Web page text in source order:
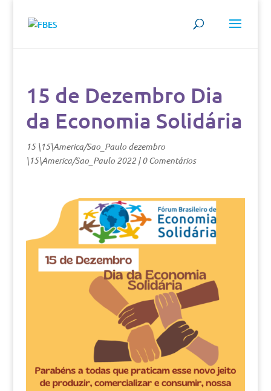
15 de Dezembro Dia
da Economia Solidária
15 \15\America/Sao_Paulo dezembro
\15\America/Sao_Paulo 2022|0 Comentários